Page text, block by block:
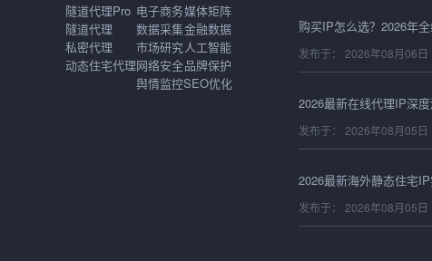
隧道代理Pro
隧道代理
私密代理
动态住宅代理
电子商务
数据采集
市场研究
网络安全
舆情监控
媒体矩阵
金融数据
人工智能
品牌保护
SEO优化
发布于： 2026年08月06日
发布于： 2026年08月05日
发布于： 2026年08月05日